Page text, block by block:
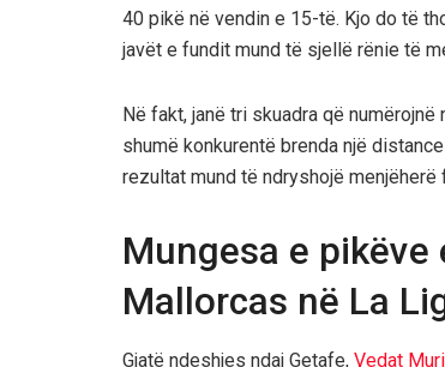
40 pikë në vendin e 15-të. Kjo do të
javët e fundit mund të sjellë rënie të
Në fakt, janë tri skuadra që
shumë konkurentë brenda një
rezultat mund të ndryshojë
Mungesa e
Mallorcas në La
Gjatë ndeshjes ndaj Getafe, Vedat